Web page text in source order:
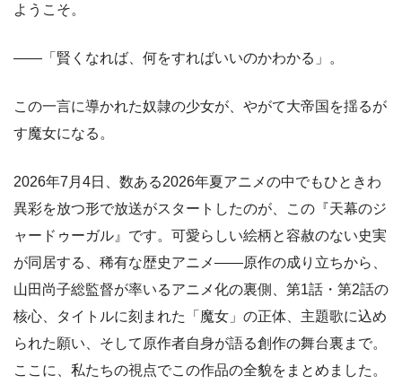
ようこそ。
――「賢くなれば、何をすればいいのかわかる」。
この一言に導かれた奴隷の少女が、やがて大帝国を揺るが
す魔女になる。
2026年7月4日、数ある2026年夏アニメの中でもひときわ
異彩を放つ形で放送がスタートしたのが、この『天幕のジ
ャードゥーガル』です。可愛らしい絵柄と容赦のない史実
が同居する、稀有な歴史アニメ――原作の成り立ちから、
山田尚子総監督が率いるアニメ化の裏側、第1話・第2話の
核心、タイトルに刻まれた「魔女」の正体、主題歌に込め
られた願い、そして原作者自身が語る創作の舞台裏まで。
ここに、私たちの視点でこの作品の全貌をまとめました。